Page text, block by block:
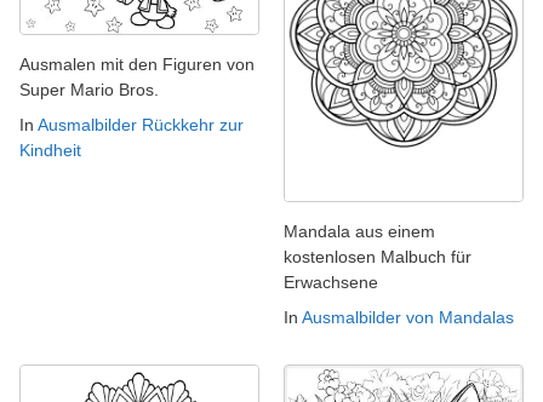
Ausmalen mit den Figuren von
Super Mario Bros.
In Ausmalbilder Rückkehr zur
Kindheit
Mandala aus einem
kostenlosen Malbuch für
Erwachsene
In Ausmalbilder von Mandalas